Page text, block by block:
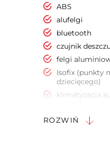
ABS
alufelgi
bluetooth
czujnik deszczu
felgi
Isofix (punkty
dziecięcego)
klimatyzacja
lampy
ROZWIŃ